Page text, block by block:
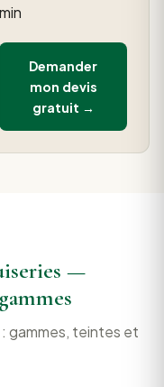
min
Demander
mon devis
gratuit →
—
gammes, teintes et